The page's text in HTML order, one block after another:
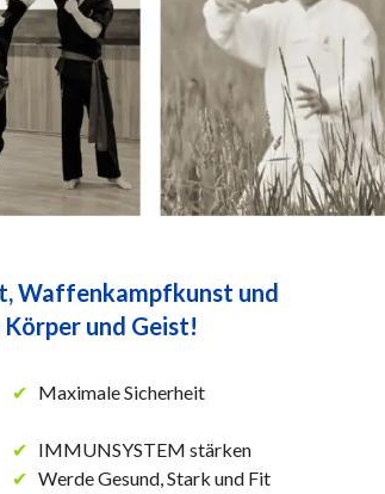
Waffenkampfkunst und
und Geist!
✔ Maximale Sicherheit
✔ IMMUNSYSTEM stärken
✔ Werde Gesund, Stark und Fit